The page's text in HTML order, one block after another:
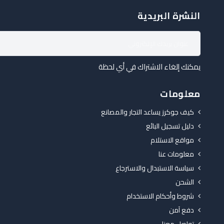
النشرة البريدية
يمكنك إلغاء الاشتراك في أي لحظة
معلومات
كيف جوكرز يساعد التجار والمصانع
دليل تسجيل البائع
مواقع الاستلام
معلومات عنا
سياسة الاستبدال والاسترجاع
الشحن
شروط وأحكام الاستخدام
دفع آمن